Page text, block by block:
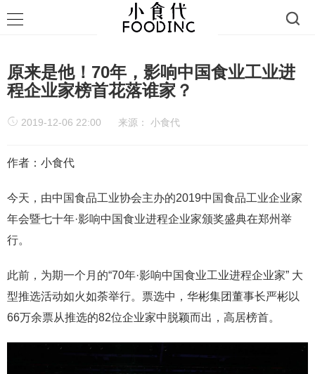
原来是他！70年，影响中国食业工业进
程企业家榜首花落谁家？
2019-12-06 22:00 来源： 小食代
作者：小食代
今天，由中国食品工业协会主办的2019中国食品工业企业家
年会暨七十年·影响中国食业进程企业家颁奖盛典在郑州举
行。
此前，为期一个月的“70年·影响中国食业工业进程企业家” 大
型推选活动如火如荼举行。票选中，华彬集团董事长严彬以
66万余票从推选的82位企业家中脱颖而出，高居榜首。